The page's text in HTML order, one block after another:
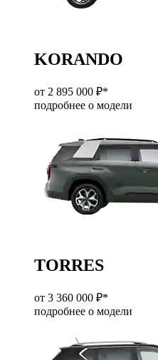
KORANDO
от 2 895 000 ₽*
подробнее о модели
TORRES
от 3 360 000 ₽*
подробнее о модели